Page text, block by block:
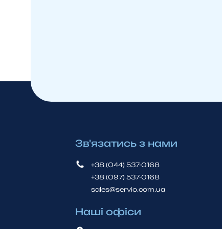
Зв'язатись з нами
+38 (044) 537-0168
+38 (097) 537-0168
sales@servio.com.ua
Наші офіси